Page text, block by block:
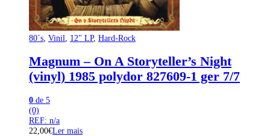
80´s Vinil 12" LP, Hard-Rock
Magnum – On A Storyteller’s Night
(vinyl) 1985 polydor 827609-1 ger 7/7
0 de 5
(0)
REF: n/a
22,00€Ler mais